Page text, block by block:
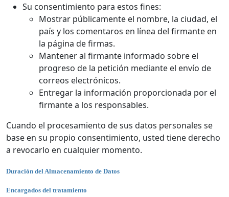
Su consentimiento para estos fines:
Mostrar públicamente el nombre, la ciudad, el
país y los comentaros en línea del firmante en
la página de firmas.
Mantener al firmante informado sobre el
progreso de la petición mediante el envío de
correos electrónicos.
Entregar la información proporcionada por el
firmante a los responsables.
Cuando el procesamiento de sus datos personales se
base en su propio consentimiento, usted tiene derecho
a revocarlo en cualquier momento.
Duración del Almacenamiento de Datos
Encargados del tratamiento